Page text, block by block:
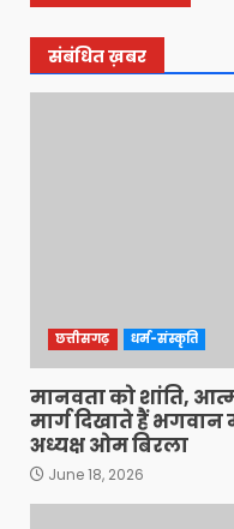
संबंधित ख़बर
छत्तीसगढ़ धर्म-संस्कृति
मानवता को शांति,
मार्ग दिखाते हैं भगवान
अध्यक्ष ओम बिरला
June 18, 2026